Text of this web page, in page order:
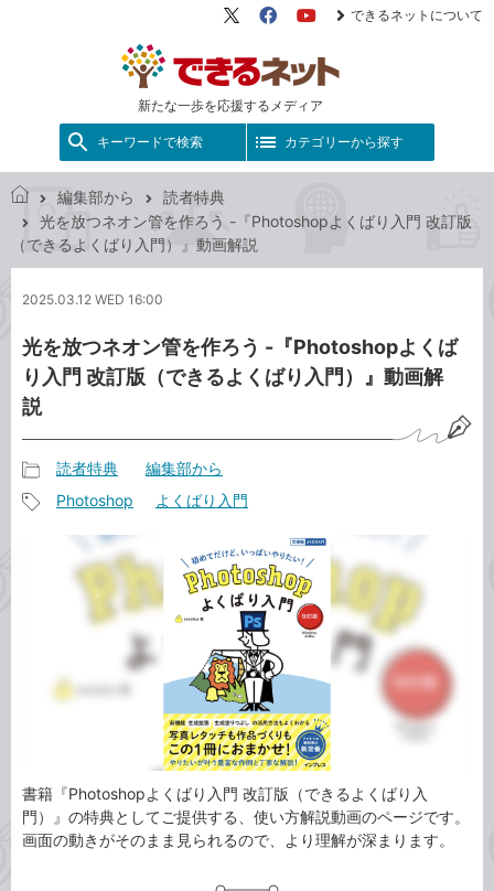
新たな一歩を応援するメディア
X（旧
FacebookYouTube
できるネットについて
キーワードで検索 カテゴリーから探す
で
き
ッ
編集部から
読者特典
光を放つネオン管を作ろう -『Photoshopよくばり入門 改訂版
（できるよくばり入門）』動画解説
2025.03.12 WED 16:00
光を放つネオン管を作ろう -『Photoshopよくば
り入門 改訂版（できるよくばり入門）』動画解
説
事
読者特典 編集部から
Photoshop よくばり入門
書籍『Photoshopよくばり入門 改訂版（できるよくばり入
門）』の特典としてご提供する、使い方解説動画のページです。
画面の動きがそのまま見られるので、より理解が深まります。